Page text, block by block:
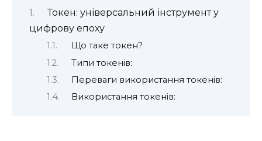
Токен: універсальний інструмент у
цифрову епоху
Що таке токен?
Типи токенів:
Переваги використання токенів:
Використання токенів: